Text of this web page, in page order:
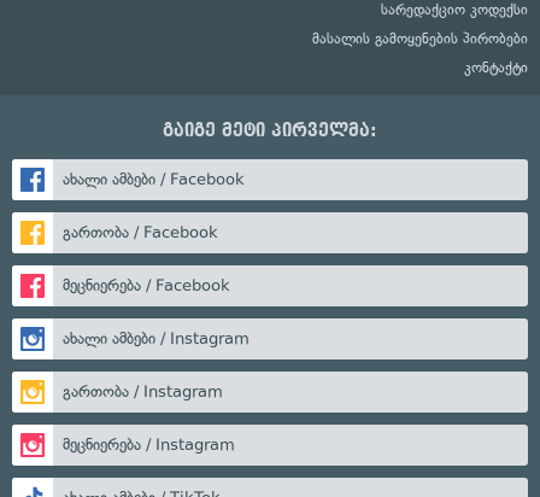
სარედაქციო კოდექსი
მასალის გამოყენების პირობები
კონტაქტი
გაიგე მეტი პირველმა:
ახალი ამბები / Facebook
გართობა / Facebook
მეცნიერება / Facebook
ახალი ამბები / Instagram
გართობა / Instagram
მეცნიერება / Instagram